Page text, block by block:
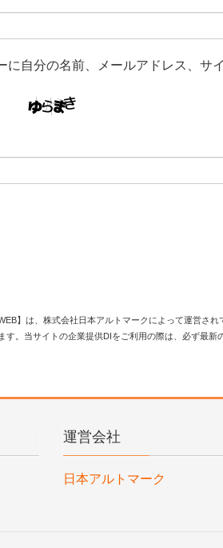
自分の名前、メールアドレス、サ
】は、株式会社日本アルトマークによって運営
。当サイトの企業提供DIをご利用の際は、必ず最
運営会社
日本アルトマーク